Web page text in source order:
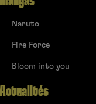
Naruto
Fire Force
Bloom into you
Actualités